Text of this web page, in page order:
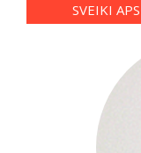
SVEIKI